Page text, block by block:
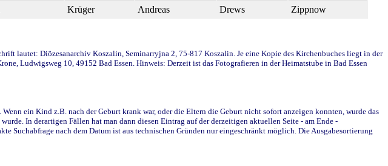
Krüger Andreas Drews Zippnow
lautet: Diözesanarchiv Koszalin, Seminarryjna 2, 75-817 Koszalin. Je eine Kopie des Kirchenbuches liegt in der
Ludwigsweg 10, 49152 Bad Essen. Hinweis: Derzeit ist das Fotografieren in der Heimatstube in Bad Essen
ein Kind z.B. nach der Geburt krank war, oder die Eltern die Geburt nicht sofort anzeigen konnten, wurde das
In derartigen Fällen hat man dann diesen Eintrag auf der derzeitigen aktuellen Seite - am Ende -
Suchabfrage nach dem Datum ist aus technischen Gründen nur eingeschränkt möglich. Die Ausgabesortierung